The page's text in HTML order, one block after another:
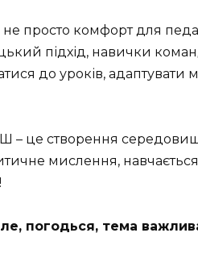
просто комфорт для
підхід, навички
до уроків, адаптувати
– це створення
мислення,
погодься, тема